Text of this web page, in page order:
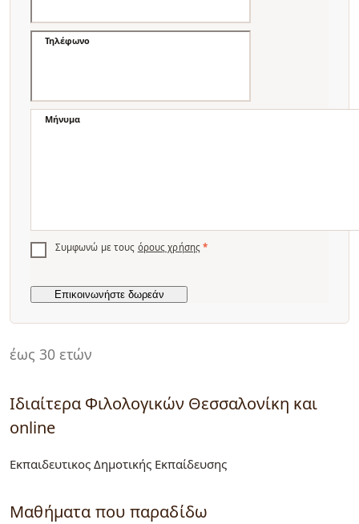
έως 30 ετών
Ιδιαίτερα Φιλολογικών Θεσσαλονίκη και
online
Εκπαιδευτικος Δημοτικής Εκπαίδευσης
Μαθήματα που παραδίδω
Τηλέφωνο
Μήνυμα
Συμφωνώ με τους όρους χρήσης *